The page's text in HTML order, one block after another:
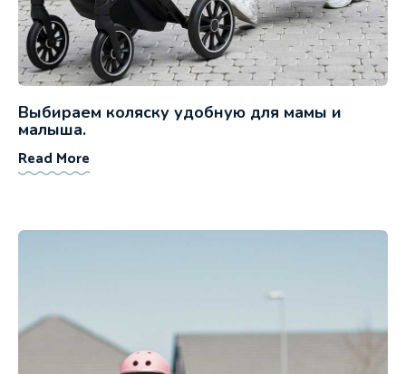
Выбираем коляску удобную для мамы и
малыша.
Read More